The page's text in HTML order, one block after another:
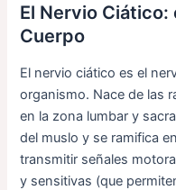
El Nervio Ciático:
Cuerpo
El nervio ciático es el
organismo. Nace de las
en la zona lumbar y
del muslo y se ramifica
transmitir señales
y sensitivas (que